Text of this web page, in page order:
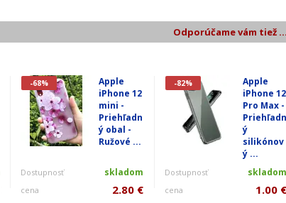
Odporúčame vám tiež ...
-68%
Apple
iPhone 12
mini -
Priehľadn
ý obal -
Ružové ...
Dostupnosť skladom
cena 2.80 €
-82%
Apple
iPhone 12
Pro Max -
Priehľadn
ý
silikónov
ý ...
Dostupnosť skladom
cena 1.00 €